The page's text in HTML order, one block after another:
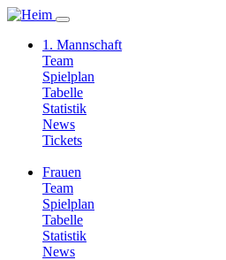
1. Mannschaft
Team
Spielplan
Tabelle
Statistik
News
Tickets
Frauen
Team
Spielplan
Tabelle
Statistik
News